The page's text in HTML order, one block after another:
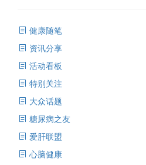
健康随笔
资讯分享
活动看板
特别关注
大众话题
糖尿病之友
爱肝联盟
心脑健康